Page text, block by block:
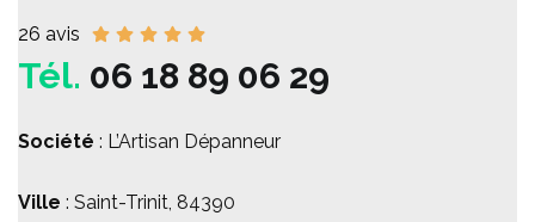
26 avis
Tél. 06 18 89 06 29
Société : L’Artisan Dépanneur
Ville : Saint-Trinit, 84390